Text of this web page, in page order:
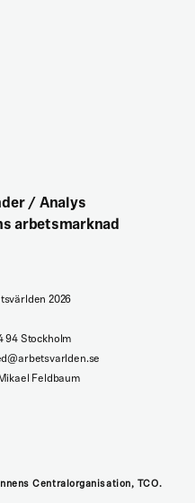
/ Analys
arbetsmarknad
2026
94 Stockholm
Feldbaum
Centralorganisation, TCO.